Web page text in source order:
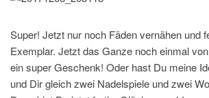
Super! Jetzt nur noch Fäden vernähen und
Exemplar. Jetzt das Ganze noch einmal
ein super Geschenk! Oder hast Du meine
und Dir gleich zwei Nadelspiele und zwei